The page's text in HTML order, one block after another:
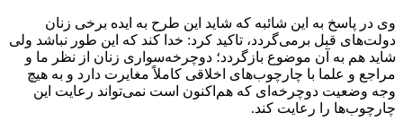
وی در پاسخ به این شائبه که شاید این طرح به ایده برخی زنان
دولت‌های قبل برمی‌گردد، تاکید کرد: خدا کند که این طور نباشد ولی
شاید هم به آن موضوع بازگردد؛ دوچرخه‌سواری زنان از نظر ما و
مراجع و علما با چارچوب‌های اخلاقی کاملاً مغایرت دارد و به هیچ
وجه وضعیت دوچرخه‌ای که هم‌اکنون است نمی‌تواند رعایت این
چارچوب‌ها را رعایت کند.